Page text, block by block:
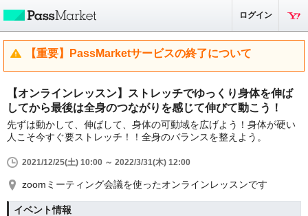
ログイン
【重要】PassMarketサービスの終了について
【オンラインレッスン】ストレッチでゆっくり身体を伸ば
してから最後は全身のつながりを感じて伸びて動こう！
先ずは動かして、伸ばして、身体の可動域を広げよう！身体が硬い
人こそ今すぐ要ストレッチ！！全身のバランスを整えよう。
2021/12/25(土) 10:00 ～ 2022/3/31(木) 12:00
zoomミーティング会議を使ったオンラインレッスンです
イベント情報